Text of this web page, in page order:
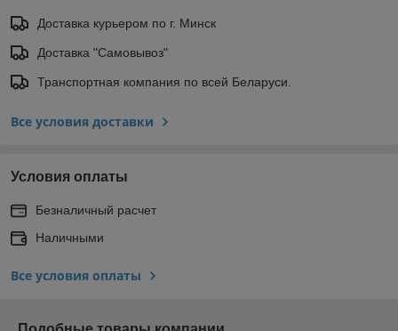
Доставка курьером по г. Минск
Доставка "Самовывоз"
Транспортная компания по всей Беларуси.
Все условия доставки
Условия оплаты
Безналичный расчет
Наличными
Все условия оплаты